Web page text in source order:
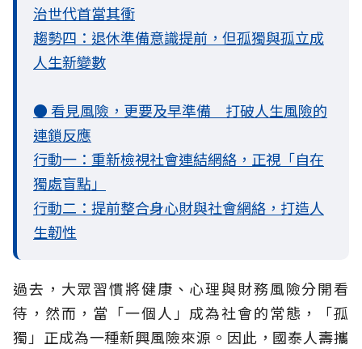
治世代首當其衝
趨勢四：退休準備意識提前，但孤獨與孤立成
人生新變數
● 看見風險，更要及早準備 打破人生風險的
連鎖反應
行動一：重新檢視社會連結網絡，正視「自在
獨處盲點」
行動二：提前整合身心財與社會網絡，打造人
生韌性
過去，大眾習慣將健康、心理與財務風險分開看
待，然而，當「一個人」成為社會的常態，「孤
獨」正成為一種新興風險來源。因此，國泰人壽攜